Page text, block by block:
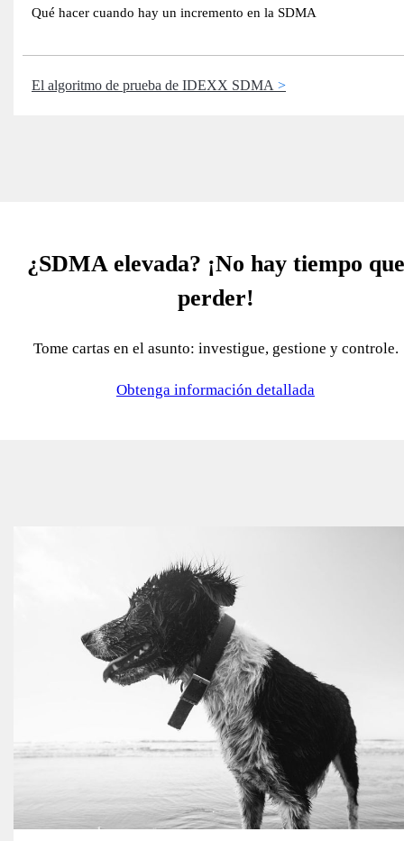
Qué hacer cuando hay un incremento en la SDMA
El algoritmo de prueba de IDEXX SDMA
¿SDMA elevada? ¡No hay tiempo que
perder!
Tome cartas en el asunto: investigue, gestione y controle.
Obtenga información detallada